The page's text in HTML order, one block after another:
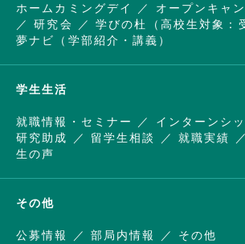
ホームカミングデイ オープンキャ
研究会
学びの杜（高校生対象：
夢ナビ（学部紹介・講義）
学生生活
就職情報・セミナー インターンシ
研究助成
留学生相談 就職実績
生の声
その他
公募情報 部局内情報 その他